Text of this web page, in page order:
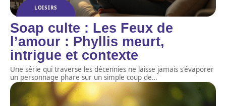
LOISIRS
Soap culte : Les Feux de
l’amour : Phyllis meurt,
intrigue et contexte
Une série qui traverse les décennies ne laisse jamais s'évaporer
un personnage phare sur un simple coup de…